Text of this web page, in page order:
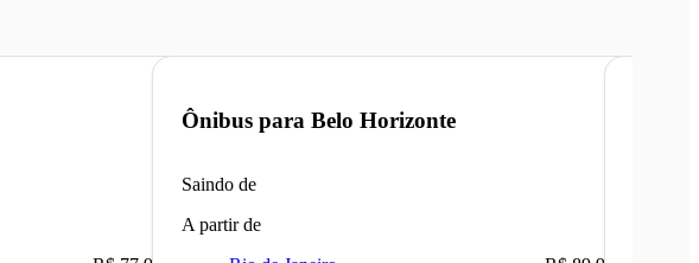
Ônibus para Belo Horizonte
Saindo de
A partir de